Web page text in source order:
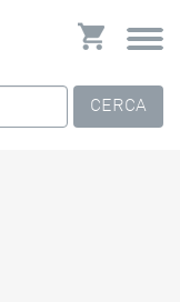
CERCA